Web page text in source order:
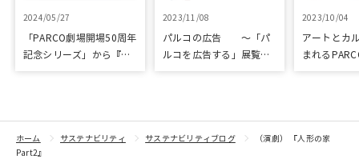
2024/05/27
「PARCO劇場開場50周年
記念シリーズ」から『ラ
2023/11/08
パルコの広告 ～「パ
ルコを広告する」展覧会
2023/10/04
アートとカ
まれる
ホーム サステナビリティ サステナビリティブログ
（演劇） 『人形の家
Part2』